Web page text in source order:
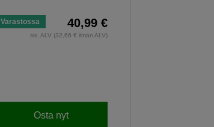
Varastossa 40,99 €
sis. ALV (32,66 € ilman ALV)
Osta nyt